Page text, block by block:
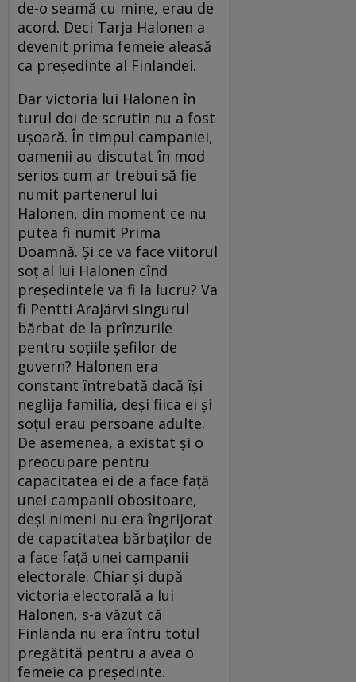
de-o seamă cu mine, erau de
acord. Deci Tarja Halonen a
devenit prima femeie aleasă
ca președinte al Finlandei.
Dar victoria lui Halonen în
turul doi de scrutin nu a fost
ușoară. În timpul campaniei,
oamenii au discutat în mod
serios cum ar trebui să fie
numit partenerul lui
Halonen, din moment ce nu
putea fi numit Prima
Doamnă. Și ce va face viitorul
soț al lui Halonen cînd
președintele va fi la lucru? Va
fi Pentti Arajärvi singurul
bărbat de la prînzurile
pentru soțiile șefilor de
guvern? Halonen era
constant întrebată dacă își
neglija familia, deși fiica ei și
soțul erau persoane adulte.
De asemenea, a existat și o
preocupare pentru
capacitatea ei de a face față
unei campanii obositoare,
deși nimeni nu era îngrijorat
de capacitatea bărbaților de
a face față unei campanii
electorale. Chiar și după
victoria electorală a lui
Halonen, s-a văzut că
Finlanda nu era întru totul
pregătită pentru a avea o
femeie ca președinte.